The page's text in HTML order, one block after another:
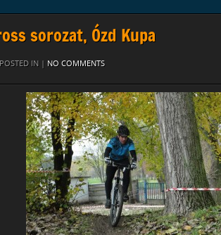
sorozat, Ózd Kupa
IN | NO COMMENTS